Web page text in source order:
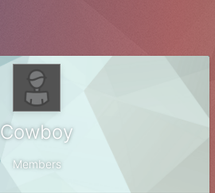
Cowboy
Members